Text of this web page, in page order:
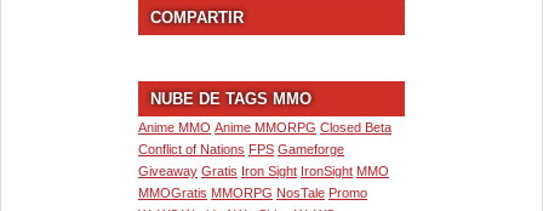
COMPARTIR
NUBE DE TAGS MMO
Anime MMO Anime MMORPG Closed Beta
Conflict of Nations FPS Gameforge
Giveaway Gratis Iron Sight IronSight MMO
MMOGratis MMORPG NosTale Promo